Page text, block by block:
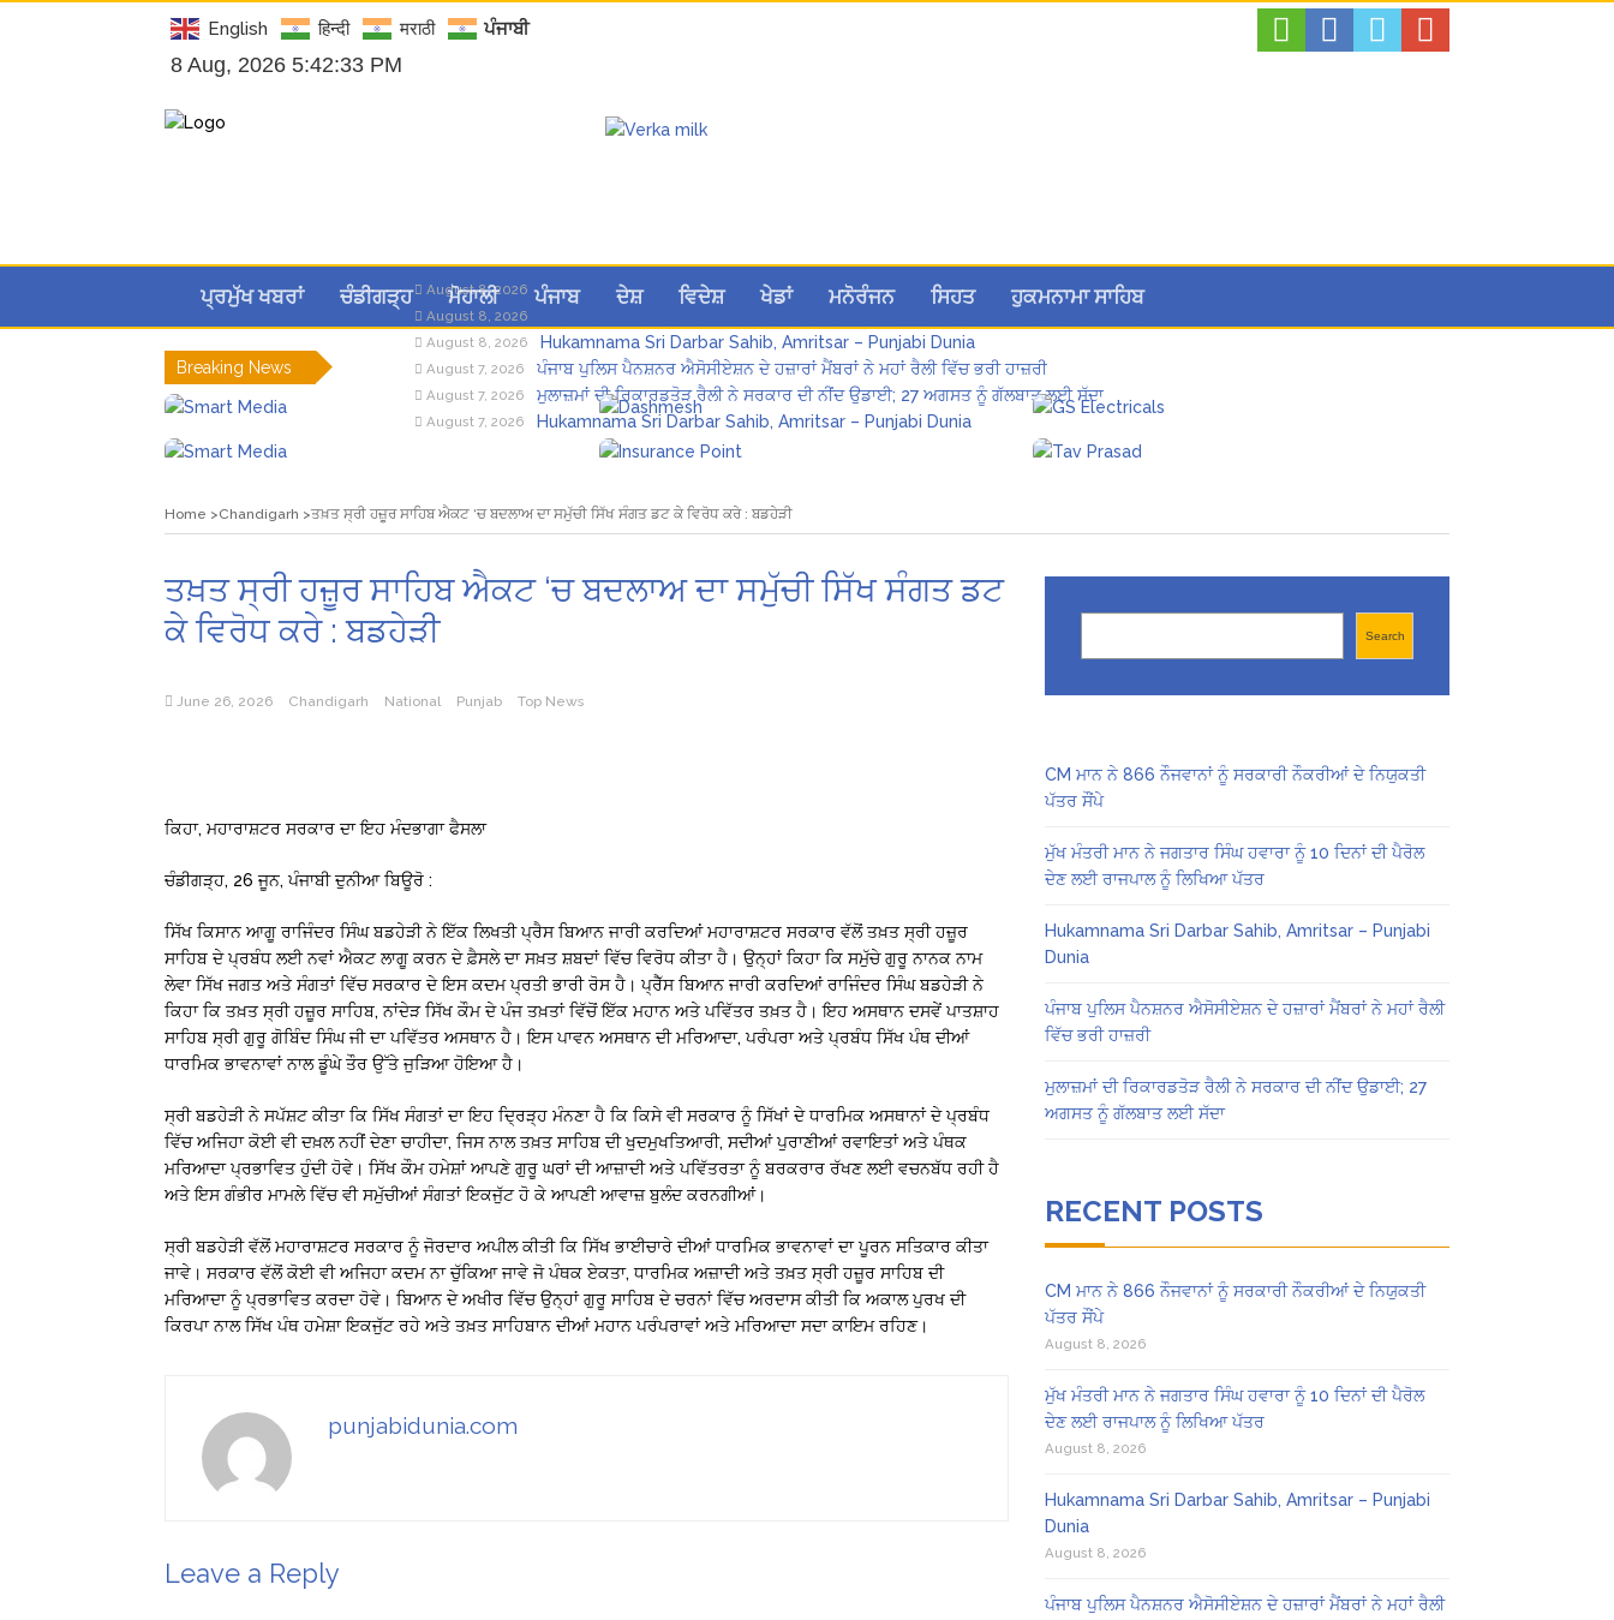
English हिन्दी मराठी ਪੰਜਾਬੀ
8 Aug, 2026 5:42:34 PM
ਪ੍ਰਮੁੱਖ ਖਬਰਾਂ ਚੰਡੀਗੜ੍ਹ ਮੋਹਾਲੀ ਪੰਜਾਬ ਦੇਸ਼ ਵਿਦੇਸ਼ ਖੇਡਾਂ ਮਨੋਰੰਜਨ ਸਿਹਤ ਹੁਕਮਨਾਮਾ ਸਾਹਿਬ
Breaking News
August 8, 2026 CM ਮਾਨ ਨੇ 866 ਨੌਜਵਾਨਾਂ ਨੂੰ ਸਰਕਾਰੀ ਨੌਕਰੀਆਂ ਦੇ ਨਿਯੁਕਤੀ ਪੱਤਰ ਸੌਂਪੇ
August 8, 2026
August 8, 2026 Hukamnama Sri Darbar Sahib, Amritsar – Punjabi Dunia
August 7, 2026 ਪੰਜਾਬ ਪੁਲਿਸ ਪੈਨਸ਼ਨਰ ਐਸੋਸੀਏਸ਼ਨ ਦੇ ਹਜ਼ਾਰਾਂ ਮੈਂਬਰਾਂ ਨੇ ਮਹਾਂ ਰੈਲੀ ਵਿੱਚ ਭਰੀ ਹਾਜ਼ਰੀ
August 7, 2026 ਮੁਲਾਜ਼ਮਾਂ ਦੀ ਰਿਕਾਰਡਤੋੜ ਰੈਲੀ ਨੇ ਸਰਕਾਰ ਦੀ ਨੀਂਦ ਉਡਾਈ; 27 ਅਗਸਤ ਨੂੰ ਗੱਲਬਾਤ ਲਈ ਸੱਦਾ
August 7, 2026 Hukamnama Sri Darbar Sahib, Amritsar – Punjabi Dunia
Home Chandigarh ਤਖ਼ਤ ਸ੍ਰੀ ਹਜ਼ੂਰ ਸਾਹਿਬ ਐਕਟ ‘ਚ ਬਦਲਾਅ ਦਾ ਸਮੁੱਚੀ ਸਿੱਖ ਸੰਗਤ ਡਟ ਕੇ ਵਿਰੋਧ ਕਰੇ : ਬਡਹੇੜੀ
ਤਖ਼ਤ ਸ੍ਰੀ ਹਜ਼ੂਰ ਸਾਹਿਬ ਐਕਟ ‘ਚ ਬਦਲਾਅ ਦਾ ਸਮੁੱਚੀ ਸਿੱਖ ਸੰਗਤ ਡਟ
ਕੇ ਵਿਰੋਧ ਕਰੇ : ਬਡਹੇੜੀ
June 26, 2026 Chandigarh National Punjab Top News
ਕਿਹਾ, ਮਹਾਰਾਸ਼ਟਰ ਸਰਕਾਰ ਦਾ ਇਹ ਮੰਦਭਾਗਾ ਫੈਸਲਾ
ਚੰਡੀਗੜ੍ਹ, 26 ਜੂਨ, ਪੰਜਾਬੀ ਦੁਨੀਆ ਬਿਊਰੋ :
ਸਿੱਖ ਕਿਸਾਨ ਆਗੂ ਰਾਜਿੰਦਰ ਸਿੰਘ ਬਡਹੇੜੀ ਨੇ ਇੱਕ ਲਿਖਤੀ ਪ੍ਰੈਸ ਬਿਆਨ ਜਾਰੀ ਕਰਦਿਆਂ ਮਹਾਰਾਸ਼ਟਰ ਸਰਕਾਰ ਵੱਲੋਂ ਤਖ਼ਤ ਸ੍ਰੀ ਹਜ਼ੂਰ
ਸਾਹਿਬ ਦੇ ਪ੍ਰਬੰਧ ਲਈ ਨਵਾਂ ਐਕਟ ਲਾਗੂ ਕਰਨ ਦੇ ਫ਼ੈਸਲੇ ਦਾ ਸਖ਼ਤ ਸ਼ਬਦਾਂ ਵਿੱਚ ਵਿਰੋਧ ਕੀਤਾ ਹੈ। ਉਨ੍ਹਾਂ ਕਿਹਾ ਕਿ ਸਮੁੱਚੇ ਗੁਰੂ ਨਾਨਕ ਨਾਮ
ਲੇਵਾ ਸਿੱਖ ਜਗਤ ਅਤੇ ਸੰਗਤਾਂ ਵਿੱਚ ਸਰਕਾਰ ਦੇ ਇਸ ਕਦਮ ਪ੍ਰਤੀ ਭਾਰੀ ਰੋਸ ਹੈ। ਪ੍ਰੈੱਸ ਬਿਆਨ ਜਾਰੀ ਕਰਦਿਆਂ ਰਾਜਿੰਦਰ ਸਿੰਘ ਬਡਹੇੜੀ ਨੇ
ਕਿਹਾ ਕਿ ਤਖ਼ਤ ਸ੍ਰੀ ਹਜ਼ੂਰ ਸਾਹਿਬ, ਨਾਂਦੇੜ ਸਿੱਖ ਕੌਮ ਦੇ ਪੰਜ ਤਖ਼ਤਾਂ ਵਿੱਚੋਂ ਇੱਕ ਮਹਾਨ ਅਤੇ ਪਵਿੱਤਰ ਤਖ਼ਤ ਹੈ। ਇਹ ਅਸਥਾਨ ਦਸਵੇਂ ਪਾਤਸ਼ਾਹ
ਸਾਹਿਬ ਸ੍ਰੀ ਗੁਰੂ ਗੋਬਿੰਦ ਸਿੰਘ ਜੀ ਦਾ ਪਵਿੱਤਰ ਅਸਥਾਨ ਹੈ। ਇਸ ਪਾਵਨ ਅਸਥਾਨ ਦੀ ਮਰਿਆਦਾ, ਪਰੰਪਰਾ ਅਤੇ ਪ੍ਰਬੰਧ ਸਿੱਖ ਪੰਥ ਦੀਆਂ
ਧਾਰਮਿਕ ਭਾਵਨਾਵਾਂ ਨਾਲ ਡੂੰਘੇ ਤੌਰ ਉੱਤੇ ਜੁੜਿਆ ਹੋਇਆ ਹੈ।
ਸ੍ਰੀ ਬਡਹੇੜੀ ਨੇ ਸਪੱਸ਼ਟ ਕੀਤਾ ਕਿ ਸਿੱਖ ਸੰਗਤਾਂ ਦਾ ਇਹ ਦ੍ਰਿੜ੍ਹ ਮੰਨਣਾ ਹੈ ਕਿ ਕਿਸੇ ਵੀ ਸਰਕਾਰ ਨੂੰ ਸਿੱਖਾਂ ਦੇ ਧਾਰਮਿਕ ਅਸਥਾਨਾਂ ਦੇ ਪ੍ਰਬੰਧ
ਵਿੱਚ ਅਜਿਹਾ ਕੋਈ ਵੀ ਦਖ਼ਲ ਨਹੀਂ ਦੇਣਾ ਚਾਹੀਦਾ, ਜਿਸ ਨਾਲ ਤਖ਼ਤ ਸਾਹਿਬ ਦੀ ਖੁਦਮੁਖਤਿਆਰੀ, ਸਦੀਆਂ ਪੁਰਾਣੀਆਂ ਰਵਾਇਤਾਂ ਅਤੇ ਪੰਥਕ
ਮਰਿਆਦਾ ਪ੍ਰਭਾਵਿਤ ਹੁੰਦੀ ਹੋਵੇ। ਸਿੱਖ ਕੌਮ ਹਮੇਸ਼ਾਂ ਆਪਣੇ ਗੁਰੂ ਘਰਾਂ ਦੀ ਆਜ਼ਾਦੀ ਅਤੇ ਪਵਿੱਤਰਤਾ ਨੂੰ ਬਰਕਰਾਰ ਰੱਖਣ ਲਈ ਵਚਨਬੱਧ ਰਹੀ ਹੈ
ਅਤੇ ਇਸ ਗੰਭੀਰ ਮਾਮਲੇ ਵਿੱਚ ਵੀ ਸਮੁੱਚੀਆਂ ਸੰਗਤਾਂ ਇਕਜੁੱਟ ਹੋ ਕੇ ਆਪਣੀ ਆਵਾਜ਼ ਬੁਲੰਦ ਕਰਨਗੀਆਂ।
ਸ੍ਰੀ ਬਡਹੇੜੀ ਵੱਲੋਂ ਮਹਾਰਾਸ਼ਟਰ ਸਰਕਾਰ ਨੂੰ ਜੋਰਦਾਰ ਅਪੀਲ ਕੀਤੀ ਕਿ ਸਿੱਖ ਭਾਈਚਾਰੇ ਦੀਆਂ ਧਾਰਮਿਕ ਭਾਵਨਾਵਾਂ ਦਾ ਪੂਰਨ ਸਤਿਕਾਰ ਕੀਤਾ
ਜਾਵੇ। ਸਰਕਾਰ ਵੱਲੋਂ ਕੋਈ ਵੀ ਅਜਿਹਾ ਕਦਮ ਨਾ ਚੁੱਕਿਆ ਜਾਵੇ ਜੋ ਪੰਥਕ ਏਕਤਾ, ਧਾਰਮਿਕ ਅਜ਼ਾਦੀ ਅਤੇ ਤਖ਼ਤ ਸ੍ਰੀ ਹਜ਼ੂਰ ਸਾਹਿਬ ਦੀ
ਮਰਿਆਦਾ ਨੂੰ ਪ੍ਰਭਾਵਿਤ ਕਰਦਾ ਹੋਵੇ। ਬਿਆਨ ਦੇ ਅਖੀਰ ਵਿੱਚ ਉਨ੍ਹਾਂ ਗੁਰੂ ਸਾਹਿਬ ਦੇ ਚਰਨਾਂ ਵਿੱਚ ਅਰਦਾਸ ਕੀਤੀ ਕਿ ਅਕਾਲ ਪੁਰਖ ਦੀ
ਕਿਰਪਾ ਨਾਲ ਸਿੱਖ ਪੰਥ ਹਮੇਸ਼ਾ ਇਕਜੁੱਟ ਰਹੇ ਅਤੇ ਤਖ਼ਤ ਸਾਹਿਬਾਨ ਦੀਆਂ ਮਹਾਨ ਪਰੰਪਰਾਵਾਂ ਅਤੇ ਮਰਿਆਦਾ ਸਦਾ ਕਾਇਮ ਰਹਿਣ।
punjabidunia.com
Leave a Reply
Search
CM ਮਾਨ ਨੇ 866 ਨੌਜਵਾਨਾਂ ਨੂੰ ਸਰਕਾਰੀ ਨੌਕਰੀਆਂ ਦੇ ਨਿਯੁਕਤੀ
ਪੱਤਰ ਸੌਂਪੇ
ਮੁੱਖ ਮੰਤਰੀ ਮਾਨ ਨੇ ਜਗਤਾਰ ਸਿੰਘ ਹਵਾਰਾ ਨੂੰ 10 ਦਿਨਾਂ ਦੀ ਪੈਰੋਲ
ਦੇਣ ਲਈ ਰਾਜਪਾਲ ਨੂੰ ਲਿਖਿਆ ਪੱਤਰ
Hukamnama Sri Darbar Sahib, Amritsar – Punjabi
Dunia
ਪੰਜਾਬ ਪੁਲਿਸ ਪੈਨਸ਼ਨਰ ਐਸੋਸੀਏਸ਼ਨ ਦੇ ਹਜ਼ਾਰਾਂ ਮੈਂਬਰਾਂ ਨੇ ਮਹਾਂ ਰੈਲੀ
ਵਿੱਚ ਭਰੀ ਹਾਜ਼ਰੀ
ਮੁਲਾਜ਼ਮਾਂ ਦੀ ਰਿਕਾਰਡਤੋੜ ਰੈਲੀ ਨੇ ਸਰਕਾਰ ਦੀ ਨੀਂਦ ਉਡਾਈ; 27
ਅਗਸਤ ਨੂੰ ਗੱਲਬਾਤ ਲਈ ਸੱਦਾ
RECENT POSTS
CM ਮਾਨ ਨੇ 866 ਨੌਜਵਾਨਾਂ ਨੂੰ ਸਰਕਾਰੀ ਨੌਕਰੀਆਂ ਦੇ ਨਿਯੁਕਤੀ
ਪੱਤਰ ਸੌਂਪੇ
August 8, 2026
ਮੁੱਖ ਮੰਤਰੀ ਮਾਨ ਨੇ ਜਗਤਾਰ ਸਿੰਘ ਹਵਾਰਾ ਨੂੰ 10 ਦਿਨਾਂ ਦੀ ਪੈਰੋਲ
ਦੇਣ ਲਈ ਰਾਜਪਾਲ ਨੂੰ ਲਿਖਿਆ ਪੱਤਰ
August 8, 2026
Hukamnama Sri Darbar Sahib, Amritsar – Punjabi
Dunia
August 8, 2026
ਪੰਜਾਬ ਪੁਲਿਸ ਪੈਨਸ਼ਨਰ ਐਸੋਸੀਏਸ਼ਨ ਦੇ ਹਜ਼ਾਰਾਂ ਮੈਂਬਰਾਂ ਨੇ ਮਹਾਂ ਰੈਲੀ